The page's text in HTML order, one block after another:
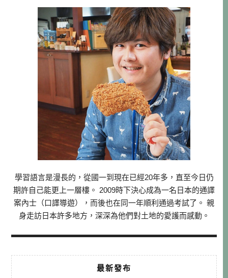
學習語言是漫長的，從國一到現在已經20年多，直至今日仍
期許自己能更上一層樓。 2009時下決心成為一名日本的通譯
案內士（口譯導遊），而後也在同一年順利通過考試了。 親
身走訪日本許多地方，深深為他們對土地的愛護而感動。
最新發布